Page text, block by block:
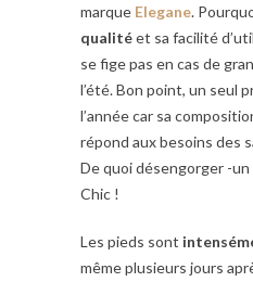
marque Elegane.
qualitéet sa facilité
se fige pas en cas de
l’été. Bon point, un seul
l’année car sa
répond aux besoins des
De quoi désengorger -
Chic !
Les pieds sont
même plusieurs jours